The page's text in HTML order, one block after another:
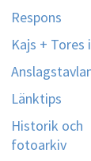
Respons
Kajs +
Länktips
Historik och
fotoarkiv